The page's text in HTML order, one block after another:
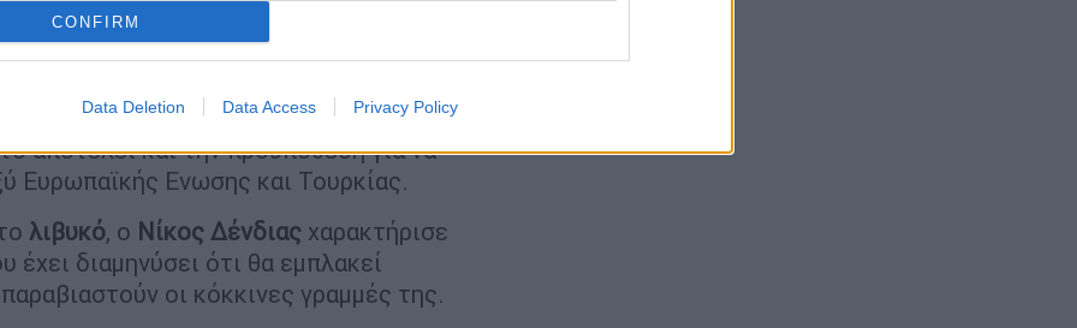
CONFIRM
Data Deletion Data Access Privacy Policy
το ποσό «αναγκαίος» είναι «ο ανοιχτός
γεωτρήσεων στην Κύπρο», υποστήριξε ο
αποτελεί και την προϋπόθεση για να
Ευρωπαϊκής Ενωσης και Τουρκίας.
λιβυκό, ο Νίκος Δένδιας χαρακτήρισε
έχει διαμηνύσει ότι θα εμπλακεί
οι κόκκινες γραμμές της.